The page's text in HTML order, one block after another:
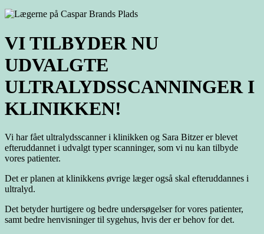
VI TILBYDER NU
UDVALGTE
ULTRALYDSSCANNINGER I
KLINIKKEN!
Vi har fået ultralydsscanner i klinikken og Sara Bitzer er blevet
efteruddannet i udvalgt typer scanninger, som vi nu kan tilbyde
vores patienter.
Det er planen at klinikkens øvrige læger også skal efteruddannes i
ultralyd.
Det betyder hurtigere og bedre undersøgelser for vores patienter,
samt bedre henvisninger til sygehus, hvis der er behov for det.